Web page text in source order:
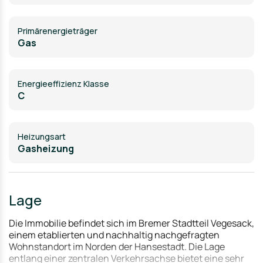
Primärenergieträger
Gas
Energieeffizienz Klasse
C
Heizungsart
Gasheizung
Lage
Die Immobilie befindet sich im Bremer Stadtteil Vegesack,
einem etablierten und nachhaltig nachgefragten
Wohnstandort im Norden der Hansestadt. Die Lage
entlang einer zentralen Verkehrsachse bietet eine sehr